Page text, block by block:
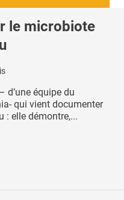
le microbiote
d’une équipe du
qui vient documenter
: elle démontre,...